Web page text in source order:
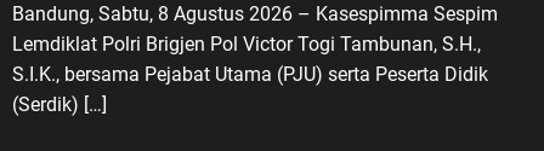
Bandung, Sabtu, 8 Agustus 2026 – Kasespimma Sespim
Lemdiklat Polri Brigjen Pol Victor Togi Tambunan, S.H.,
S.I.K., bersama Pejabat Utama (PJU) serta Peserta Didik
(Serdik) […]